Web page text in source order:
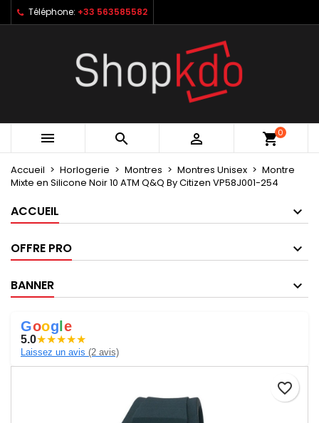
Téléphone: +33 563585582
   shopping_cart0
Accueil Horlogerie Montres Montres Unisex
Montre
Mixte en Silicone Noir 10 ATM Q&Q By Citizen VP58J001-254
ACCUEIL
OFFRE PRO
BANNER
Goog e
5.0★★★★★
Laissez un avis (2 avis)
favorite_border
My wishlists ×
Create new list
Créer une liste d'envies ×
Nom de la liste d'envies
Annuler Créer une liste d'envies
Connexion ×
Vous devez être connecté pour ajouter des produits
à votre liste d'envies.
Annuler Connexion